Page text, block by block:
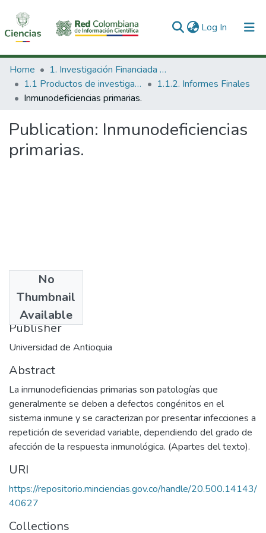
Log In (current)
Communities & Collections
All of DSpace
Home
1. Investigación Financiada con Recursos Públicos
1.1 Productos de investigación
1.1.2. Informes Finales
Inmunodeficiencias primarias.
Publication: Inmunodeficiencias
primarias.
No
Thumbnail
Available
1989
Publisher
Universidad de Antioquia
Abstract
La inmunodeficiencias primarias son patologías que
generalmente se deben a defectos congénitos en el
sistema inmune y se caracterizan por presentar infecciones a
repetición de severidad variable, dependiendo del grado de
afección de la respuesta inmunológica. (Apartes del texto).
URI
https://repositorio.minciencias.gov.co/handle/20.500.14143/
40627
Collections